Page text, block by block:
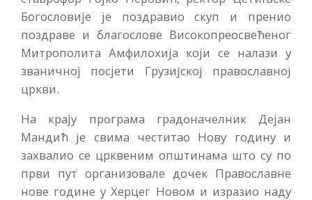
Богословије је поздравио скуп и пренио
поздраве и благослове Високопреосвећеног
Митрополита Амфилохија који се налази у
званичној посјети Грузијској православној
цркви.
На крају програма градоначелник Дејан
Мандић је свима честитао Нову годину и
захвалио се црквеним општинама што су по
први пут организовале дочек Православне
нове године у Херцег Новом и изразио наду